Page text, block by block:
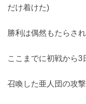
だけ着けた)
勝利は偶然もたらされ
ここまでに初戦から3
召喚した亜人団の攻